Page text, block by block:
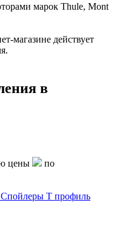
марок Thule, Mont
магазине действует
в
цены
по
Спойлеры Т профиль